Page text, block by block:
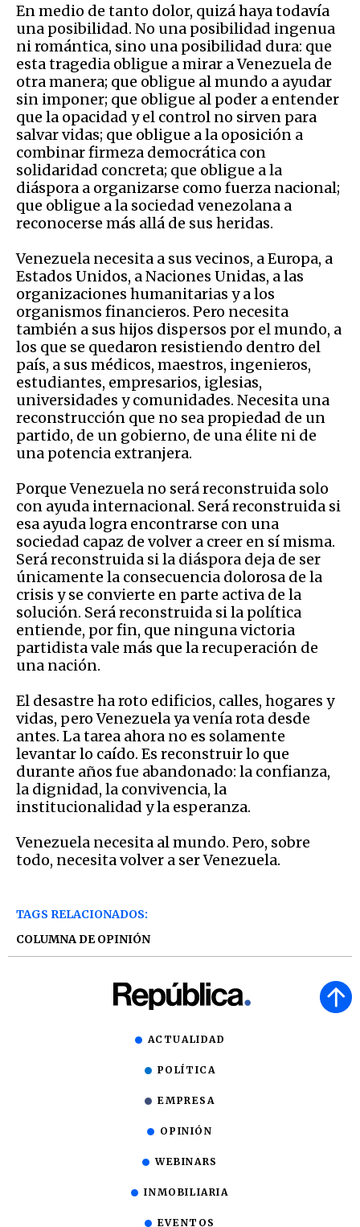
En medio de tanto dolor, quizá haya todavía
una posibilidad. No una posibilidad ingenua
ni romántica, sino una posibilidad dura: que
esta tragedia obligue a mirar a Venezuela de
otra manera; que obligue al mundo a ayudar
sin imponer; que obligue al poder a entender
que la opacidad y el control no sirven para
salvar vidas; que obligue a la oposición a
combinar firmeza democrática con
solidaridad concreta; que obligue a la
diáspora a organizarse como fuerza nacional;
que obligue a la sociedad venezolana a
reconocerse más allá de sus heridas.
Venezuela necesita a sus vecinos, a Europa, a
Estados Unidos, a Naciones Unidas, a las
organizaciones humanitarias y a los
organismos financieros. Pero necesita
también a sus hijos dispersos por el mundo, a
los que se quedaron resistiendo dentro del
país, a sus médicos, maestros, ingenieros,
estudiantes, empresarios, iglesias,
universidades y comunidades. Necesita una
reconstrucción que no sea propiedad de un
partido, de un gobierno, de una élite ni de
una potencia extranjera.
Porque Venezuela no será reconstruida solo
con ayuda internacional. Será reconstruida si
esa ayuda logra encontrarse con una
sociedad capaz de volver a creer en sí misma.
Será reconstruida si la diáspora deja de ser
únicamente la consecuencia dolorosa de la
crisis y se convierte en parte activa de la
solución. Será reconstruida si la política
entiende, por fin, que ninguna victoria
partidista vale más que la recuperación de
una nación.
El desastre ha roto edificios, calles, hogares y
vidas, pero Venezuela ya venía rota desde
antes. La tarea ahora no es solamente
levantar lo caído. Es reconstruir lo que
durante años fue abandonado: la confianza,
la dignidad, la convivencia, la
institucionalidad y la esperanza.
Venezuela necesita al mundo. Pero, sobre
todo, necesita volver a ser Venezuela.
TAGS RELACIONADOS:
COLUMNA DE OPINIÓN
ACTUALIDAD
POLÍTICA
EMPRESA
OPINIÓN
WEBINARS
INMOBILIARIA
EVENTOS